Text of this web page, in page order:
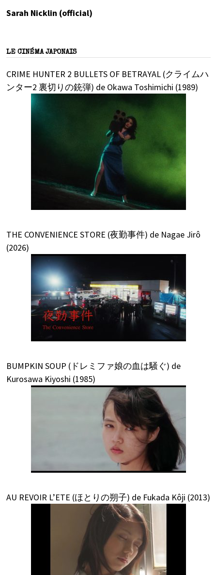
Sarah Nicklin (official)
LE CINÉMA JAPONAIS
CRIME HUNTER 2 BULLETS OF BETRAYAL (クライムハ
ンター2 裏切りの銃弾) de Okawa Toshimichi (1989)
THE CONVENIENCE STORE (夜勤事件) de Nagae Jirô
(2026)
BUMPKIN SOUP (ドレミファ娘の血は騒ぐ) de
Kurosawa Kiyoshi (1985)
AU REVOIR L’ETE (ほとりの朔子) de Fukada Kôji (2013)